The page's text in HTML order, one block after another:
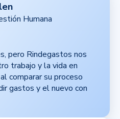
Humana
pero Rindegastos nos
trabajo y la vida en
comparar su proceso
gastos y el nuevo con